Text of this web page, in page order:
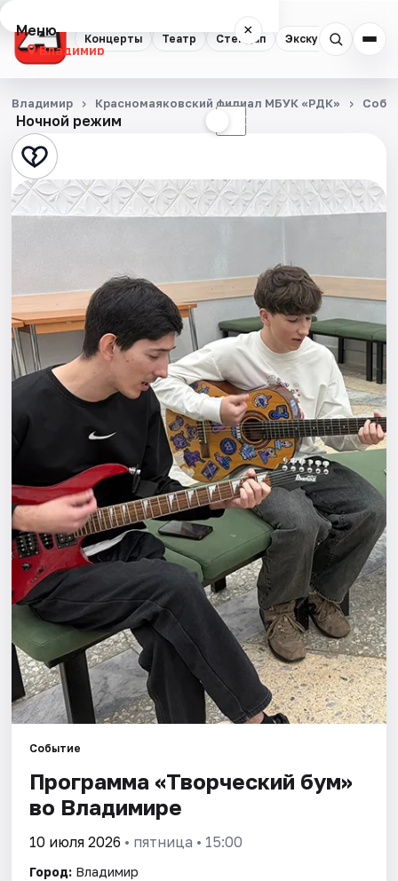
Концерты Театр Стендап Экскурсии
Меню ×
Владимир
Концерты
Театр
Стендап
Экскурсии
Города
Площадки
Артисты
Рейтинги
Ночной режим ☾
Владимир Красномаяковский филиал МБУК «РДК»
Событие
Программа «Творческий бум»
во Владимире
10 июля 2026 • пятница • 15:00
Город: Владимир